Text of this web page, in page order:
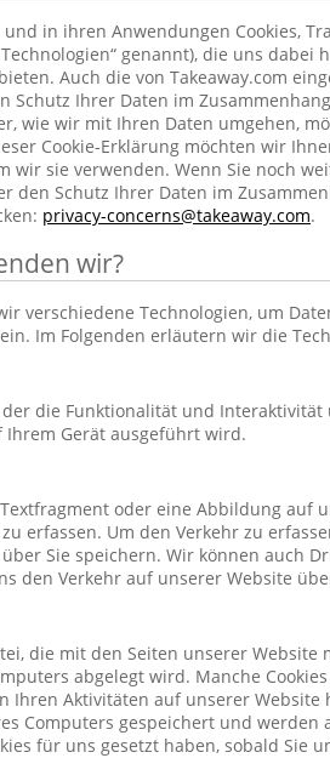
in ihren Anwendungen Cookies,
genannt), die uns dabei
Auch die von Takeaway.com
Schutz Ihrer Daten im
wie wir mit Ihren Daten umgehen,
Cookie-Erklärung möchten wir
wir sie verwenden. Wenn Sie noch
den Schutz Ihrer Daten im
privacy-concerns@takeaway.com.
wir?
verschiedene Technologien, um
Im Folgenden erläutern wir die
die Funktionalität und
Ihrem Gerät ausgeführt wird.
oder eine Abbildung auf
erfassen. Um den Verkehr zu
Sie speichern. Wir können auch
den Verkehr auf unserer Website
die mit den Seiten unserer Website
abgelegt wird. Manche
Ihren Aktivitäten auf unserer Website
Computers gespeichert und werden
für uns gesetzt haben, sobald Sie